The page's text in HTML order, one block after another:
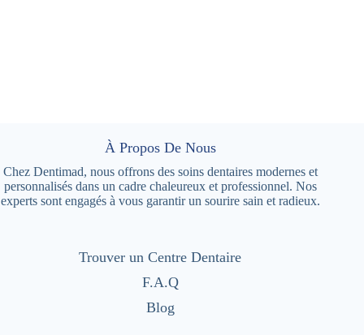
À Propos De Nous
Chez Dentimad, nous offrons des soins dentaires modernes et
personnalisés dans un cadre chaleureux et professionnel. Nos
experts sont engagés à vous garantir un sourire sain et radieux.
Trouver un Centre Dentaire
F.A.Q
Blog